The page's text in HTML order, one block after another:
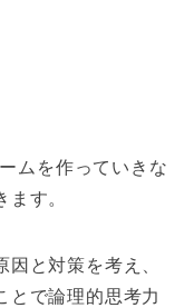
ムを作っていきな
す。
と対策を考え、
とで論理的思考力